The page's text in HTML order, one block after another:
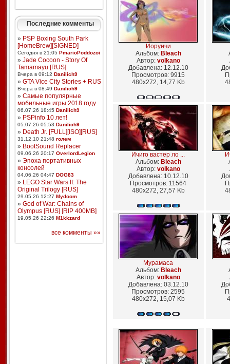
Последние комменты
» PSP Boxing South Park
[HomeBrew][SIGNED]
Сегодня в 21:05 PmarioPoddozoi
» Jade Cocoon - Story Of
Tamamayu [RUS]
Вчера в 09:12 Danilich9
» GTA Vice City Stories + RUS
Вчера в 08:49 Danilich9
» Самые популярные
мобильные игры 2018 году
06.07.26 18:45 Danilich9
» PSPinfo 10 лет!
05.07.26 05:53 Danilich9
» Death Jr. [FULL][ISO][RUS]
31.12.10 21:48 голем
» BootSound Replacer
09.06.26 20:17 OverlordLegion
» Эпоха портативных
консолей
04.06.26 04:47 DOG83
» LEGO Star Wars II: The
Original Trilogy [RUS]
29.05.26 12:27 Mydoom
» God of War: Chains of
Olympus [RUS] [RIP 400MB]
19.05.26 22:26 M1kkzard
все комменты »»
Йоруичи
Альбом: Bleach
Автор: volkano
Добавлена: 12.12.10
Просмотров: 9915
480x272, 14,77 Kb
Ичиго вастер ло ...
Альбом: Bleach
Автор: volkano
Добавлена: 10.12.10
Просмотров: 11564
480x272, 27,57 Kb
Мурамаса
Альбом: Bleach
Автор: volkano
Добавлена: 03.12.10
Просмотров: 2595
480x272, 15,07 Kb